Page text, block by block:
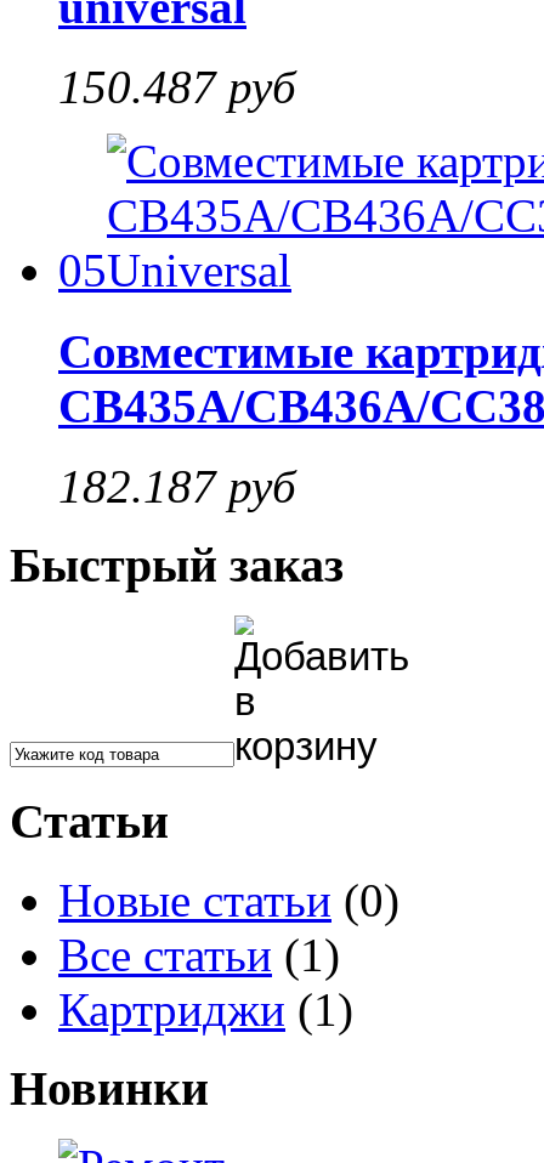
150.487 руб
05
Совместимые
CB435A/CB436A/
182.187 руб
Быстрый заказ
Статьи
Новые статьи (0)
Все статьи (1)
Картриджи (1)
Новинки